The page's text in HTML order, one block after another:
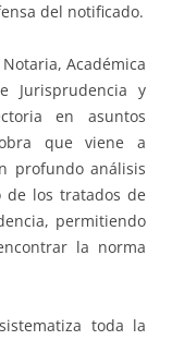
del notificado.
Académica
Jurisprudencia y
en asuntos
que viene a
profundo análisis
de los tratados de
permitiendo
la norma
toda la